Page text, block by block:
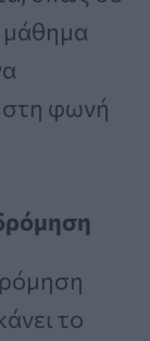
μάθημα
στη φωνή
το